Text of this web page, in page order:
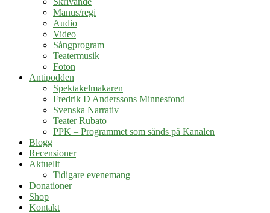
Manus/regi
Audio
Video
Sångprogram
Teatermusik
Foton
Antipodden
Spektakelmakaren
Fredrik D Anderssons Minnesfond
Svenska Narrativ
Teater Rubato
PPK – Programmet som sänds på Kanalen
Blogg
Recensioner
Aktuellt
Tidigare evenemang
Donationer
Shop
Kontakt